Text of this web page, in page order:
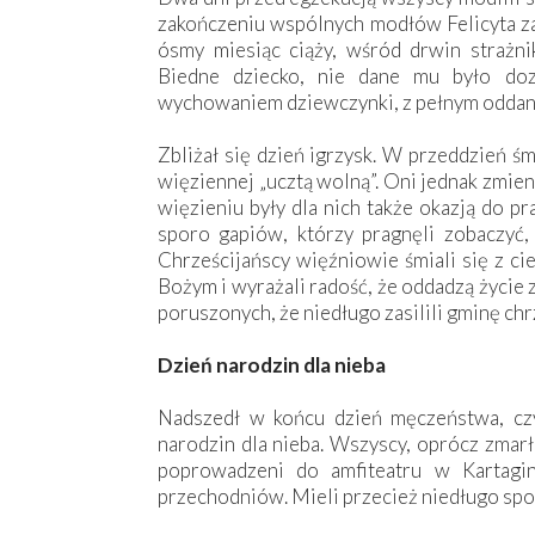
zakończeniu wspólnych modłów Felicyta
ósmy miesiąc ciąży, wśród drwin
Biedne dziecko, nie dane mu było
wychowaniem dziewczynki, z pełnym
Zbliżał się dzień igrzysk. W przeddzień
więziennej „ucztą wolną”. Oni jednak
więzieniu były dla nich także okazją do
sporo gapiów, którzy pragnęli
Chrześcijańscy więźniowie śmiali się z
Bożym i wyrażali radość, że oddadzą
poruszonych, że niedługo zasilili gminę
Dzień narodzin dla nieba
Nadszedł w końcu dzień męczeństwa,
narodzin dla nieba. Wszyscy, oprócz
poprowadzeni do amfiteatru w
przechodniów. Mieli przecież niedługo